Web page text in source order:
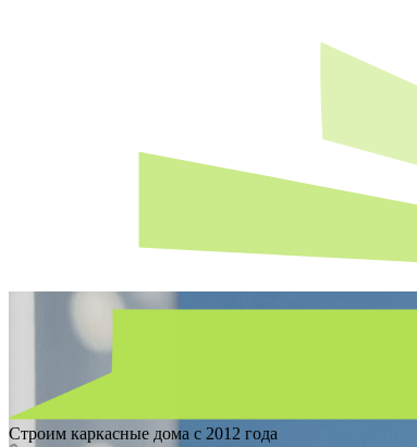
Строим каркасные дома с 2012 года